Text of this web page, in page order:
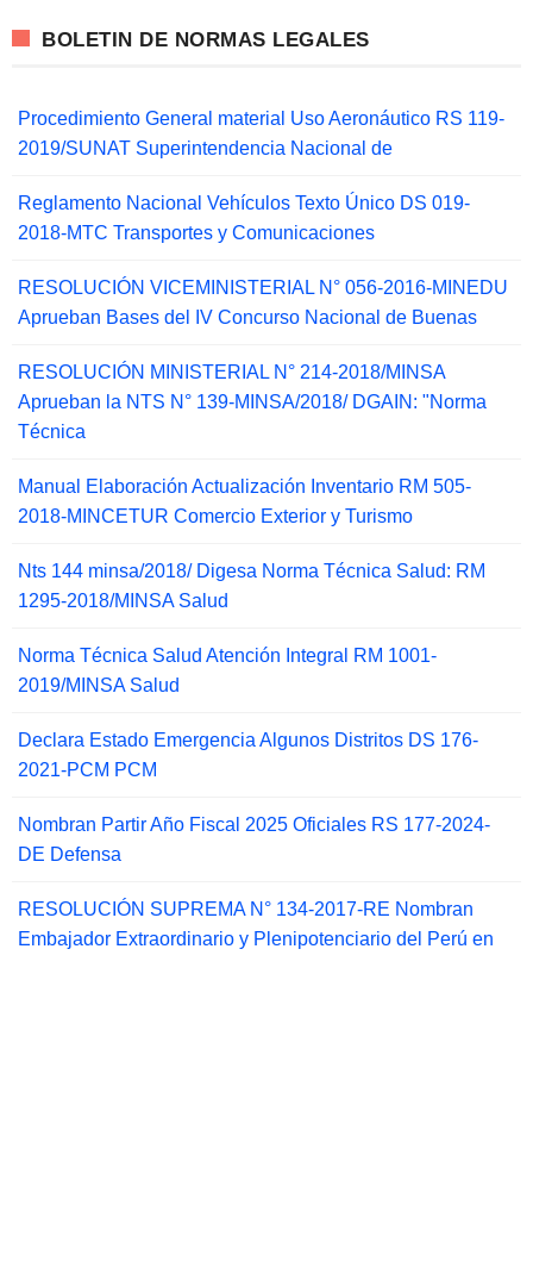
BOLETIN DE NORMAS LEGALES
Procedimiento General material Uso Aeronáutico RS 119-
2019/SUNAT Superintendencia Nacional de
Reglamento Nacional Vehículos Texto Único DS 019-
2018-MTC Transportes y Comunicaciones
RESOLUCIÓN VICEMINISTERIAL N° 056-2016-MINEDU
Aprueban Bases del IV Concurso Nacional de Buenas
RESOLUCIÓN MINISTERIAL N° 214-2018/MINSA
Aprueban la NTS N° 139-MINSA/2018/ DGAIN: "Norma
Técnica
Manual Elaboración Actualización Inventario RM 505-
2018-MINCETUR Comercio Exterior y Turismo
Nts 144 minsa/2018/ Digesa Norma Técnica Salud: RM
1295-2018/MINSA Salud
Norma Técnica Salud Atención Integral RM 1001-
2019/MINSA Salud
Declara Estado Emergencia Algunos Distritos DS 176-
2021-PCM PCM
Nombran Partir Año Fiscal 2025 Oficiales RS 177-2024-
DE Defensa
RESOLUCIÓN SUPREMA N° 134-2017-RE Nombran
Embajador Extraordinario y Plenipotenciario del Perú en